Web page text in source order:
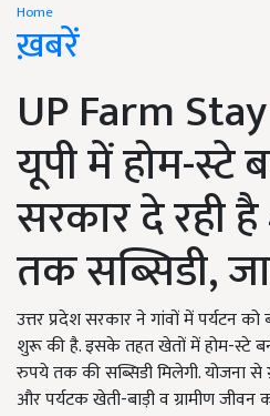
Home
ख़बरें
UP Farm
यूपी में होम-स्टे
सरकार दे रही
तक सब्सिडी,
उत्तर प्रदेश सरकार ने गांवों में पर्यटन
शुरू की है. इसके तहत खेतों में होम-स्टे
रुपये तक की सब्सिडी मिलेगी. योजना से
और पर्यटक खेती-बाड़ी व ग्रामीण